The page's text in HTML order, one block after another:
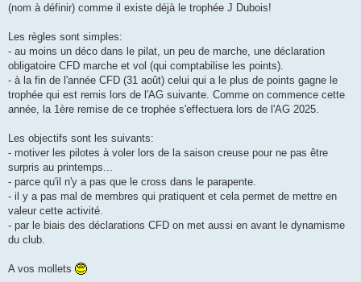
(nom à définir) comme il existe déjà le trophée J Dubois!
Les règles sont simples:
- au moins un déco dans le pilat, un peu de marche, une déclaration
obligatoire CFD marche et vol (qui comptabilise les points).
- à la fin de l'année CFD (31 août) celui qui a le plus de points gagne le
trophée qui est remis lors de l'AG suivante. Comme on commence cette
année, la 1ère remise de ce trophée s'effectuera lors de l'AG 2025.
Les objectifs sont les suivants:
- motiver les pilotes à voler lors de la saison creuse pour ne pas être
surpris au printemps...
- parce qu'il n'y a pas que le cross dans le parapente.
- il y a pas mal de membres qui pratiquent et cela permet de mettre en
valeur cette activité.
- par le biais des déclarations CFD on met aussi en avant le dynamisme
du club.
A vos mollets